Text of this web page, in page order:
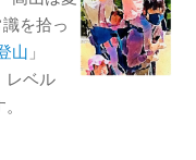
を拾っ
山 」
レベル